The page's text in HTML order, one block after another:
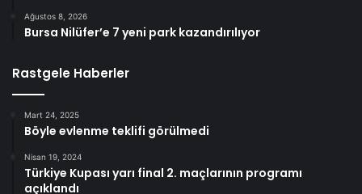
Ağustos 8, 2026
Bursa Nilüfer’e 7 yeni park kazandırılıyor
Rastgele Haberler
Mart 24, 2025
Böyle evlenme teklifi görülmedi
Nisan 19, 2024
Türkiye Kupası yarı final 2. maçlarının programı
açıklandı